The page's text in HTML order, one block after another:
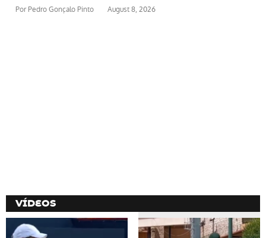
PorPedro Gonçalo Pinto August 8, 2026
VÍDEOS